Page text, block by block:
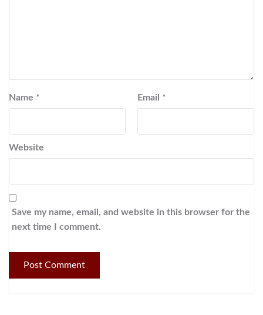
Name * Email *
Website
Save my name, email, and website in this browser for the
next time I comment.